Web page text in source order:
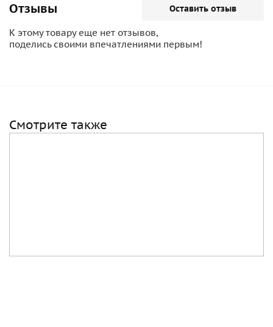
Отзывы Оставить отзыв
К этому товару еще нет отзывов,
поделись своими впечатлениями первым!
Смотрите также